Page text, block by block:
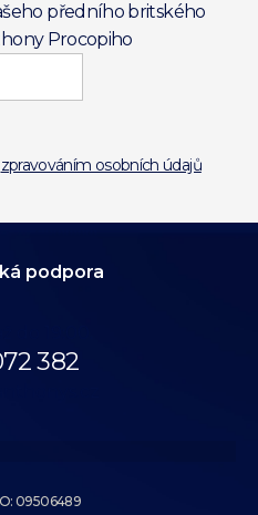
předního britského
Procopiho
zpravováním osobních údajů
podpora
382
09506489